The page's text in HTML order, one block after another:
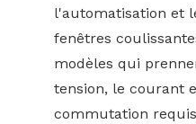
l'automatisation et
fenêtres
modèles qui
tension, le courant
commutation